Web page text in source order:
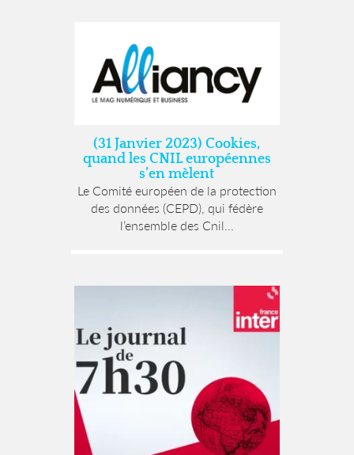
(31 Janvier 2023) Cookies,
quand les CNIL européennes
s’en mèlent
Le Comité européen de la protection
des données (CEPD), qui fédère
l’ensemble des Cnil...